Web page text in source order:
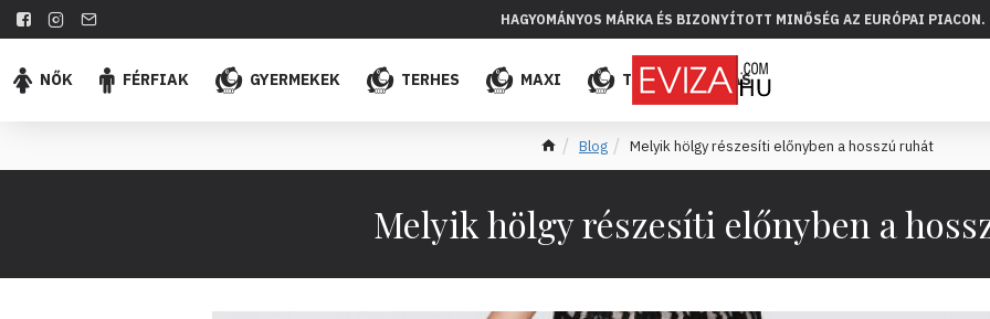
HAGYOMÁNYOS MÁRKA ÉS BIZONYÍTOTT MINŐSÉG AZ EURÓPAI PIACON.
NŐK FÉRFIAK GYERMEKEK TERHES MAXI TÖBB ELADÁS
Blog Melyik hölgy részesíti előnyben a hosszú ruhát
Melyik hölgy részesíti előnyben a